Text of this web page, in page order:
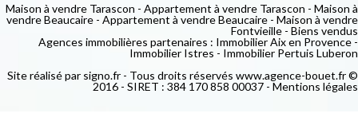
Maison à vendre Tarascon - Appartement à vendre Tarascon - Maison à
vendre Beaucaire - Appartement à vendre Beaucaire - Maison à vendre
Fontvieille - Biens vendus
Agences immobilières partenaires : Immobilier Aix en Provence -
Immobilier Istres - Immobilier Pertuis Luberon
Site réalisé par signo.fr - Tous droits réservés www.agence-bouet.fr ©
2016 - SIRET : 384 170 858 00037 - Mentions légales